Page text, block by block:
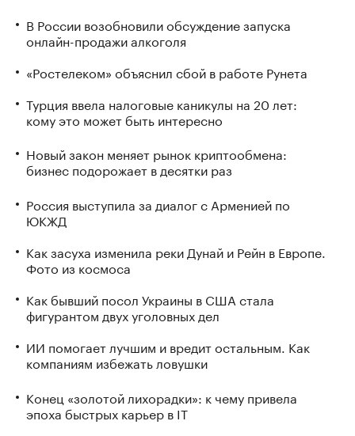
В России возобновили обсуждение запуска
онлайн-продажи алкоголя
«Ростелеком» объяснил сбой в работе Рунета
Турция ввела налоговые каникулы на 20 лет:
кому это может быть интересно
Новый закон меняет рынок криптообмена:
бизнес подорожает в десятки раз
Россия выступила за диалог с Арменией по
ЮКЖД
Как засуха изменила реки Дунай и Рейн в Европе.
Фото из космоса
Как бывший посол Украины в США стала
фигурантом двух уголовных дел
ИИ помогает лучшим и вредит остальным. Как
компаниям избежать ловушки
Конец «золотой лихорадки»: к чему привела
эпоха быстрых карьер в IT